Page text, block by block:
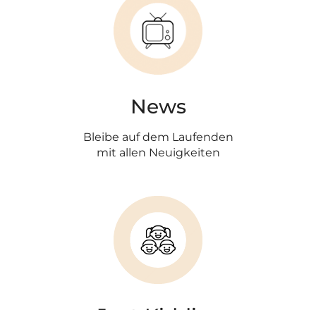
News
Bleibe auf dem Laufenden
mit allen Neuigkeiten